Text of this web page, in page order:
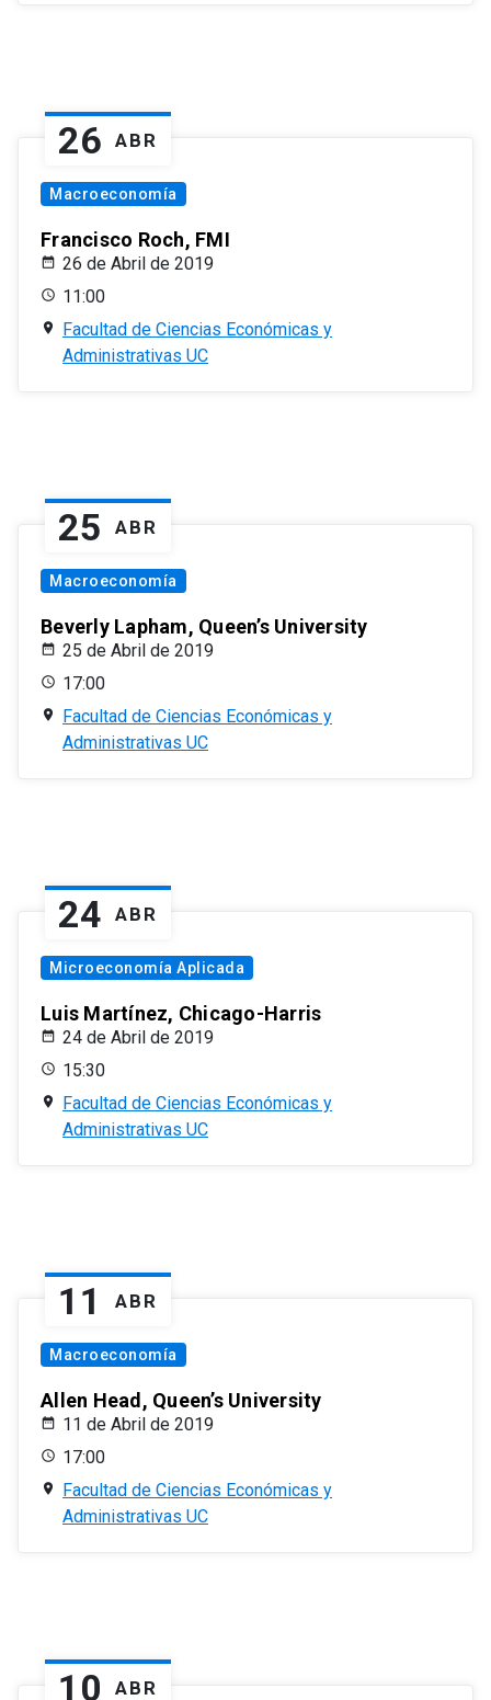
26 ABR
Macroeconomía
Francisco Roch, FMI
26 de Abril de 2019
11:00
Facultad de Ciencias Económicas y
Administrativas UC
25 ABR
Macroeconomía
Beverly Lapham, Queen’s University
25 de Abril de 2019
17:00
Facultad de Ciencias Económicas y
Administrativas UC
24 ABR
Microeconomía Aplicada
Luis Martínez, Chicago-Harris
24 de Abril de 2019
15:30
Facultad de Ciencias Económicas y
Administrativas UC
11 ABR
Macroeconomía
Allen Head, Queen’s University
11 de Abril de 2019
17:00
Facultad de Ciencias Económicas y
Administrativas UC
10 ABR